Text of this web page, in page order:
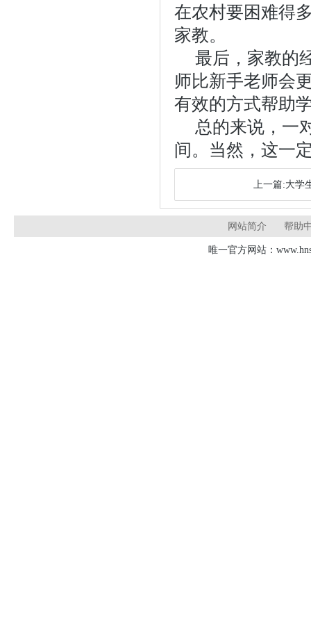
在农村要困难得
家教。
最后，家教的
师比新手老师会
有效的方式帮助
总的来说，一
间。当然，这一
上一篇:大学
网站简介 帮助
唯一官方网站：